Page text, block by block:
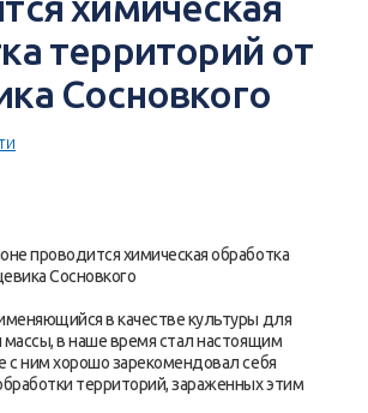
территорий от
Сосновкого
проводится химическая обработка
Сосновкого
в качестве культуры для
массы, в наше время стал настоящим
с ним хорошо зарекомендовал себя
территорий, зараженных этим